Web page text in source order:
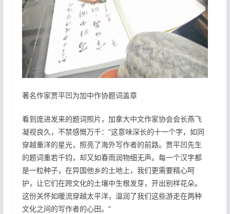
著名作家贾平凹为加中作协题词盖章
看到庞进发来的题词照片，加拿大中文作家协会会长燕飞
凝视良久，不禁感慨万千：”这意味深长的十一个字，如同
穿越重洋的星光，照亮了海外写作者的前路。贾平凹先生
的题词重若千钧，却又如春雨润物细无声。每一个汉字都
是一粒种子，在异国他乡的土地上，我们更需要精心呵
护，让它们在跨文化的土壤中生根发芽，开出别样花朵。
这份关怀如暖流穿越太平洋，温润了我们这些游走在两种
文化之间的写作者的心田。”